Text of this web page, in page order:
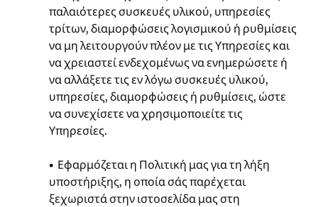
παλαιότερες συσκευές υλικού, υπηρεσίες
τρίτων, διαμορφώσεις λογισμικού ή ρυθμίσεις
να μη λειτουργούν πλέον με τις Υπηρεσίες και
να χρειαστεί ενδεχομένως να ενημερώσετε ή
να αλλάξετε τις εν λόγω συσκευές υλικού,
υπηρεσίες, διαμορφώσεις ή ρυθμίσεις, ώστε
να συνεχίσετε να χρησιμοποιείτε τις
Υπηρεσίες.
• Εφαρμόζεται η Πολιτική μας για τη λήξη
υποστήριξης, η οποία σάς παρέχεται
ξεχωριστά στην ιστοσελίδα μας στη